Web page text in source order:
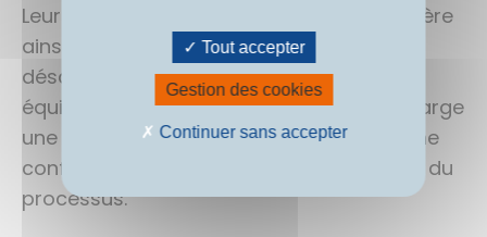
Leurs services incluent une collecte régulière
ainsi que des opérations de gros
désarchivage, effectuées avec des
équipements adaptés. Ils prennent en charge
une diversité de produits, garantissant une
confidentialité maximale à chaque étape du
processus.
Tout accepter
Gestion des cookies
Continuer sans accepter